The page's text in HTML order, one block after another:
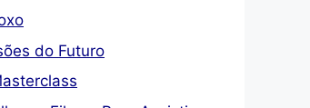
do Futuro